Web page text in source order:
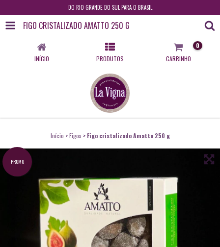
DO RIO GRANDE DO SUL PARA O BRASIL
FIGO CRISTALIZADO AMATTO 250 G
INÍCIO PRODUTOS CARRINHO
0
Início > Figos > Figo cristalizado Amatto 250 g
PROMO